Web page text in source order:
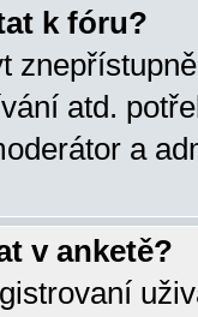
k fóru?
atd.
a
v anketě?